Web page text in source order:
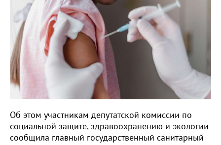
Об этом участникам депутатской комиссии по
социальной защите, здравоохранению и экологии
сообщила главный государственный санитарный